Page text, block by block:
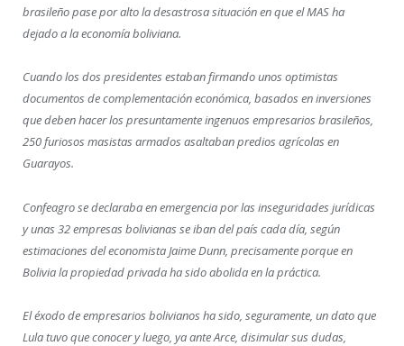
brasileño pase por alto la desastrosa situación en que el MAS ha
dejado a la economía boliviana.
Cuando los dos presidentes estaban firmando unos optimistas
documentos de complementación económica, basados en inversiones
que deben hacer los presuntamente ingenuos empresarios brasileños,
250 furiosos masistas armados asaltaban predios agrícolas en
Guarayos.
Confeagro se declaraba en emergencia por las inseguridades jurídicas
y unas 32 empresas bolivianas se iban del país cada día, según
estimaciones del economista Jaime Dunn, precisamente porque en
Bolivia la propiedad privada ha sido abolida en la práctica.
El éxodo de empresarios bolivianos ha sido, seguramente, un dato que
Lula tuvo que conocer y luego, ya ante Arce, disimular sus dudas,